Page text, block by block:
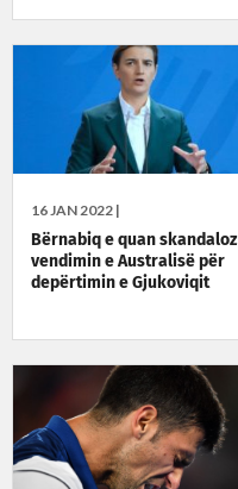
16 JAN 2022 |
Bërnabiq e quan skandaloz
vendimin e Australisë për
depërtimin e Gjukoviqit